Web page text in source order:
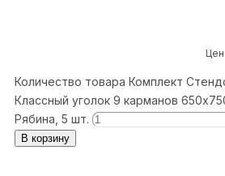
Количество товара Комплект
Классный уголок 9 карманов
Рябина, 5 шт.
В корзину